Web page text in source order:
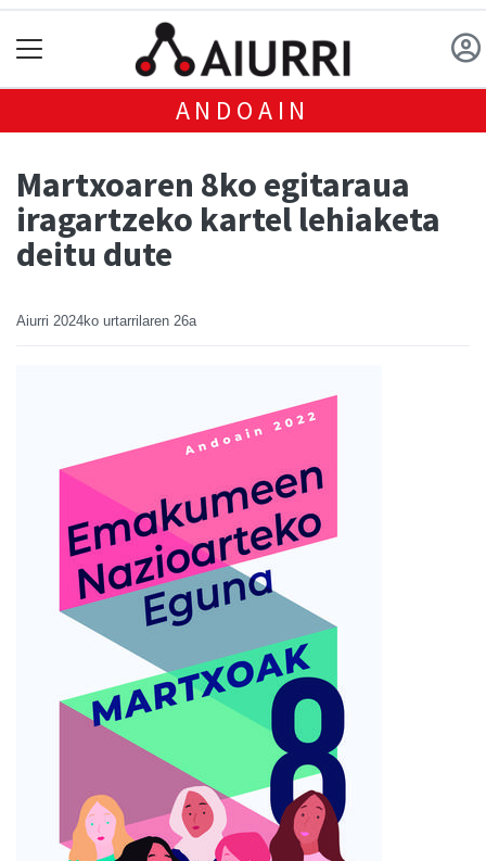
ANDOAIN
Martxoaren 8ko egitaraua
iragartzeko kartel lehiaketa
deitu dute
Aiurri 2024ko urtarrilaren 26a